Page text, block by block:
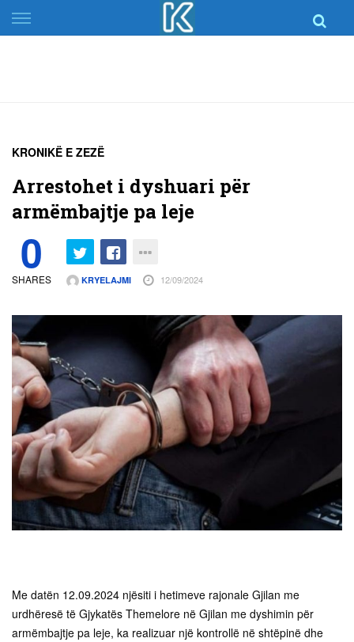
Skip
to
KRONIKË E ZEZË
Arrestohet i dyshuari për
armëmbajtje pa leje
0
SHARES KRYELAJMI 12/09/2024
Me datën 12.09.2024 njësiti i hetimeve rajonale Gjilan me
urdhëresë të Gjykatës Themelore në Gjilan me dyshimin për
armëmbajtje pa leje, ka realizuar një kontrollë në shtëpinë dhe